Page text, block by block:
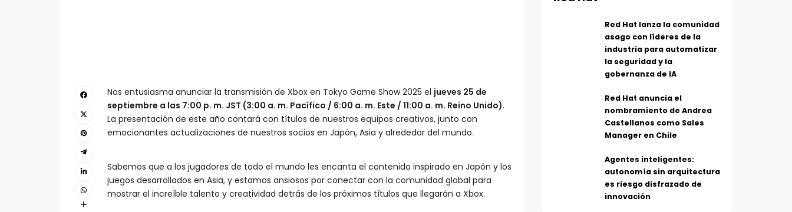
Nos entusiasma anunciar la transmisión de Xbox en Tokyo Game Show 2025 el jueves 25 de
septiembre a las 7:00 p. m. JST (3:00 a. m. Pacífico / 6:00 a. m. Este / 11:00 a. m. Reino Unido).
La presentación de este año contará con títulos de nuestros equipos creativos, junto con
emocionantes actualizaciones de nuestros socios en Japón, Asia y alrededor del mundo.
Sabemos que a los jugadores de todo el mundo les encanta el contenido inspirado en Japón y los
juegos desarrollados en Asia, y estamos ansiosos por conectar con la comunidad global para
mostrar el increíble talento y creatividad detrás de los próximos títulos que llegarán a Xbox.
Red Hat lanza la comunidad
asago con líderes de la
industria para automatizar
la seguridad y la
gobernanza de IA
Red Hat anuncia el
nombramiento de Andrea
Castellanos como Sales
Manager en Chile
Agentes inteligentes:
autonomía sin arquitectura
es riesgo disfrazado de
innovación